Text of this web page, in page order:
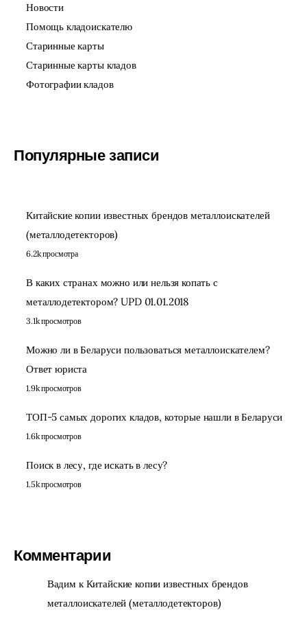
Новости
Помощь кладоискателю
Старинные карты
Старинные карты кладов
Фотографии кладов
Популярные записи
Китайские копии известных брендов металлоискателей
(металлодетекторов)
6.2k просмотра
В каких странах можно или нельзя копать с
металлодетектором? UPD 01.01.2018
3.1k просмотров
Можно ли в Беларуси пользоваться металлоискателем?
Ответ юриста
1.9k просмотров
ТОП-5 самых дорогих кладов, которые нашли в Беларуси
1.6k просмотров
Поиск в лесу, где искать в лесу?
1.5k просмотров
Комментарии
Вадим кКитайские копии известных брендов
металлоискателей (металлодетекторов)